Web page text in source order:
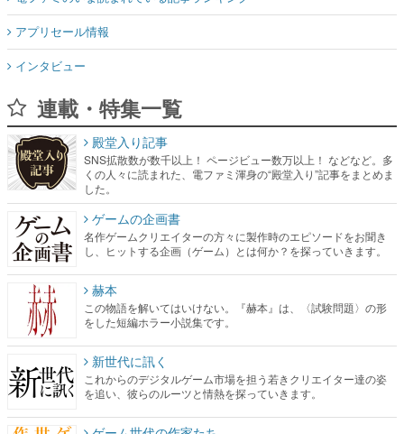
アプリセール情報
インタビュー
連載・特集一覧
殿堂入り記事
SNS拡散数が数千以上！ ページビュー数万以上！ などなど。多
くの人々に読まれた、電ファミ渾身の“殿堂入り”記事をまとめま
した。
ゲームの企画書
名作ゲームクリエイターの方々に製作時のエピソードをお聞き
し、ヒットする企画（ゲーム）とは何か？を探っていきます。
赫本
この物語を解いてはいけない。『赫本』は、〈試験問題〉の形
をした短編ホラー小説集です。
新世代に訊く
これからのデジタルゲーム市場を担う若きクリエイター達の姿
を追い、彼らのルーツと情熱を探っていきます。